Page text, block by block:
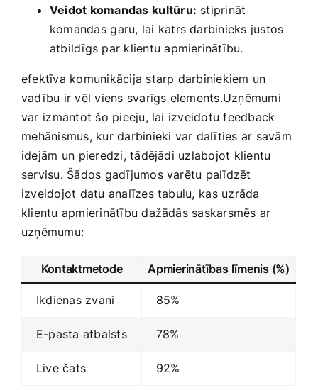
Veidot komandas ⁢kultūru: stiprināt
komandas⁢ garu, lai katrs darbinieks justos
atbildīgs par klientu apmierinātību.
efektīva komunikācija starp darbiniekiem un
vadību ir ‍vēl ‌viens‍ svarīgs elements.Uzņēmumi
var ⁣izmantot šo pieeju, lai izveidotu feedback
⁣mehānismus, kur darbinieki var dalīties ar savām
idejām ⁣un​ pieredzi, tādējādi uzlabojot klientu⁢
servisu. Šādos gadījumos varētu palīdzēt ​
izveidojot datu ‍analīzes tabulu, ⁣kas‌ uzrāda
klientu apmierinātību dažādās ‌saskarsmēs ar
uzņēmumu:
Kontaktmetode Apmierinātības līmenis ​(%)
Ikdienas zvani 85%
E-pasta atbalsts 78%
Live čats 92%